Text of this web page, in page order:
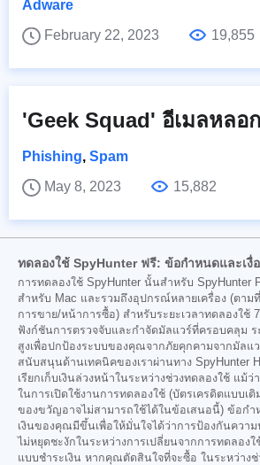
Adware
February 22, 2023
19,855
'Geek Squad' อีเมลหลอ
Phishing, Spam
May 8, 2023
15,882
ทดลองใช้ SpyHunter ฟรี: ข้อกำหนดและเ
การทดลองใช้ SpyHunter นั้นสำหรับ SpyHunter
สำหรับ Mac และรวมถึงอุปกรณ์หลายเครื่อง (ตามที่
การขาย/หน้าการซื้อ) สำหรับระยะเวลาทดลองใช้
ฟังก์ชันการตรวจจับและกำจัดมัลแวร์ที่ครอบคลุม
สูงเพื่อปกป้องระบบของคุณจากภัยคุกคามจากมัลแ
สนับสนุนด้านเทคนิคของเราผ่านทาง SpyHunter
เรียกเก็บเงินล่วงหน้าในระหว่างช่วงทดลองใช้ แม้
ในการเปิดใช้งานการทดลองใช้ (บัตรเครดิตแบบเ
ของขวัญอาจไม่สามารถใช้ได้ในข้อเสนอนี้) ข้อกำ
เงินของคุณมีขึ้นเพื่อให้มั่นใจได้ว่าการป้องกันควา
ไม่หยุดชะงักในระหว่างการเปลี่ยนจากการทดลอง
แบบชำระเงิน หากคุณตัดสินใจที่จะซื้อ ในระหว่างช่